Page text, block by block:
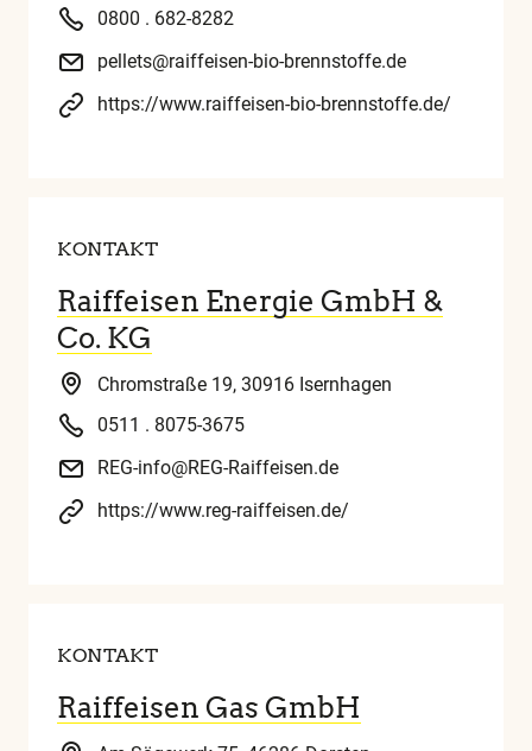
0800 . 682-8282
pellets@raiffeisen-bio-brennstoffe.de
https://www.raiffeisen-bio-brennstoffe.de/
KONTAKT
Raiffeisen Energie GmbH &
Co. KG
Chromstraße 19, 30916 Isernhagen
0511 . 8075-3675
REG-info@REG-Raiffeisen.de
https://www.reg-raiffeisen.de/
KONTAKT
Raiffeisen Gas GmbH